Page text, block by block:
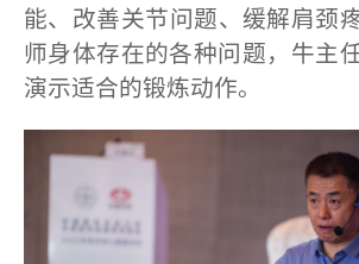
能、改善关节问题、缓解肩
师身体存在的各种问题，牛主
演示适合的锻炼动作。